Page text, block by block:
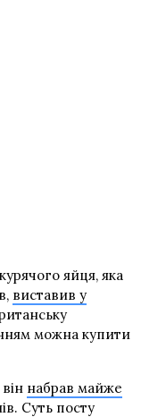
яйця, яка
виставив у
можна купити
набрав майже
Суть посту